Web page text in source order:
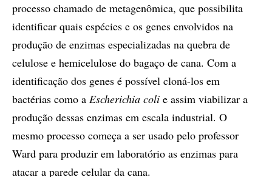
processo chamado de metagenômica, que possibilita
identificar quais espécies e os genes envolvidos na
produção de enzimas especializadas na quebra de
celulose e hemicelulose do bagaço de cana. Com a
identificação dos genes é possível cloná-los em
bactérias como a Escherichia coli e assim viabilizar a
produção dessas enzimas em escala industrial. O
mesmo processo começa a ser usado pelo professor
Ward para produzir em laboratório as enzimas para
atacar a parede celular da cana.